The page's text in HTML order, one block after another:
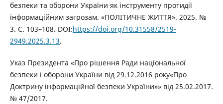
безпеки та оборони України як інструменту протидії
інформаційним загрозам. «ПОЛІТИЧНЕ ЖИТТЯ». 2025. №
3. С. 103–108. DOI:https://doi.org/10.31558/2519-
2949.2025.3.13.
Указ Президента «Про рішення Ради національної
безпеки і оборони України від 29.12.2016 року«Про
Доктрину інформаційної безпеки України»» від 25.02.2017.
№ 47/2017.